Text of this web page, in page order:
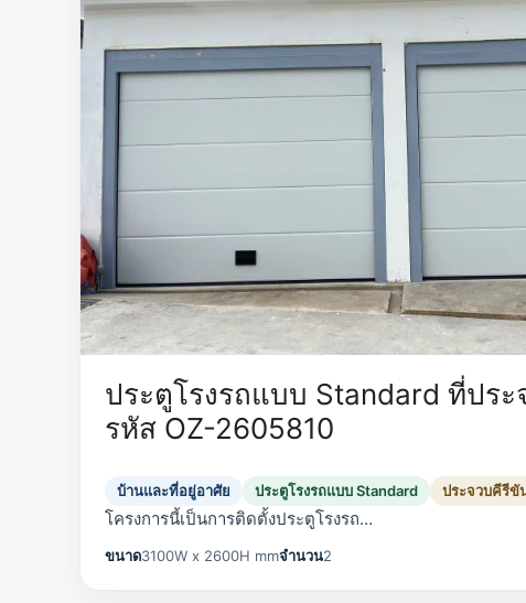
ประตูโรงรถแบบ Standard ที่ประ
รหัส OZ-2605810
บ้านและที่อยู่อาศัย ประตูโรงรถแบบ Standard ประจวบคีรีขั
โครงการนี้เป็นการติดตั้งประตูโรงรถ…
ขนาด3100W x 2600H mmจำนวน2